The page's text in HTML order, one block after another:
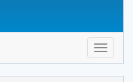
Toggle